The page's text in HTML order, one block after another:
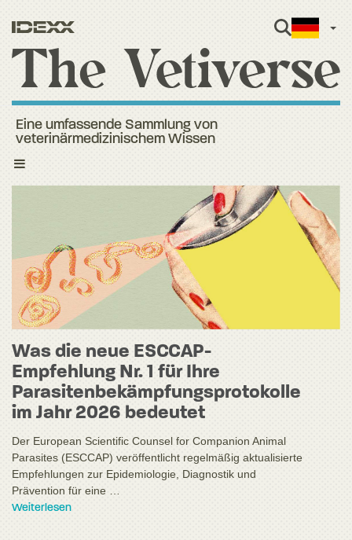
Toggle
Eine umfassende Sammlung von
veterinärmedizinischem Wissen
Was die neue ESCCAP-
Empfehlung Nr. 1 für Ihre
Parasitenbekämpfungsprotokolle
im Jahr 2026 bedeutet
Der European Scientific Counsel for Companion Animal
Parasites (ESCCAP) veröffentlicht regelmäßig aktualisierte
Empfehlungen zur Epidemiologie, Diagnostik und
Prävention für eine …
Weiterlesen